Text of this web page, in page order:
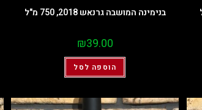
בנימינה המושבה גרנאש 2018, 750 מ"ל
₪39.00
הוספה לסל